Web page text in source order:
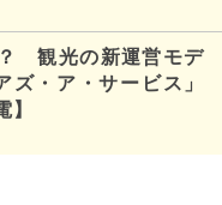
観光の新運営モデ
ズ・ア・サービス」
】